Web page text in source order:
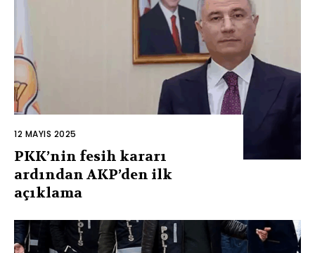
12 MAYIS 2025
PKK’nin fesih kararı
ardından AKP’den ilk
açıklama